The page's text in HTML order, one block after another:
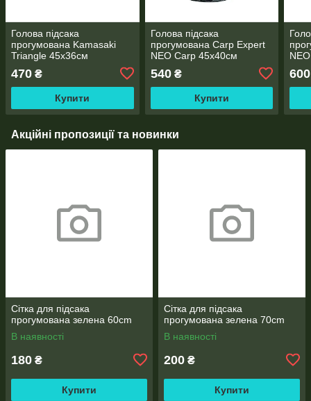
Голова підсака
прогумована Kamasaki
Triangle 45х36см
470 ₴
Купити
Голова підсака
прогумована Carp Expert
NEO Carp 45х40см
540₴
Купити
600
Акційні пропозиції та новинки
Сітка для підсака
прогумована зелена 60cm
В наявності
180 ₴
Купити
Сітка для підсака
прогумована зелена 70cm
В наявності
200 ₴
Купити